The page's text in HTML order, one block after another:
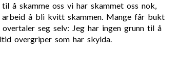
å skamme oss vi har skammet oss nok,
å bli kvitt skammen. Mange får bukt
seg selv: Jeg har ingen grunn til å
overgriper som har skylda.